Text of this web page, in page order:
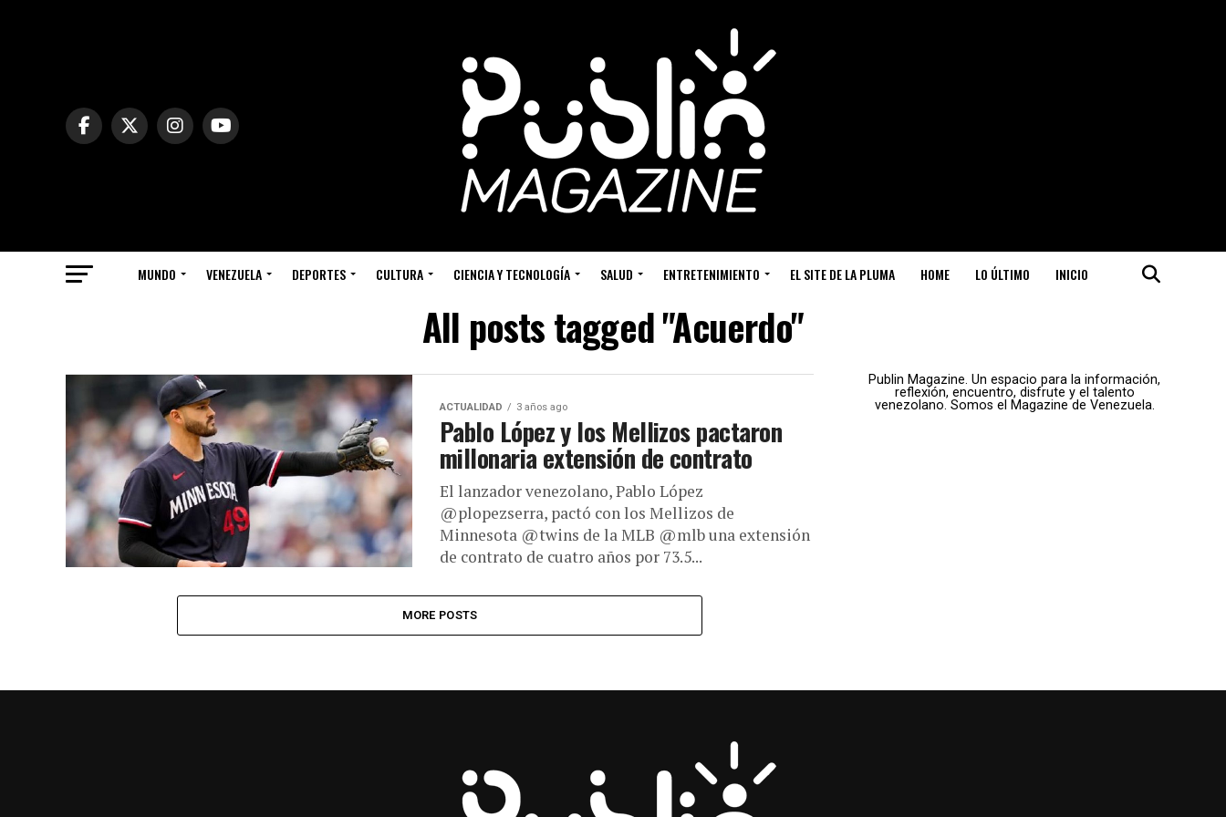
MUNDO VENEZUELA DEPORTES CULTURA CIENCIA Y TECNOLOGÍA SALUD ENTRETENIMIENTO EL SITE DE LA PLUMA HOME LO ÚLTIMO INICIO
All posts tagged "Acuerdo"
ACTUALIDAD 3 años ago
Pablo López y los Mellizos pactaron
millonaria extensión de contrato
El lanzador venezolano, Pablo López
@plopezserra, pactó con los Mellizos de
Minnesota @twins de la MLB @mlb una extensión
de contrato de cuatro años por 73.5...
MORE POSTS
Publin Magazine. Un espacio para la información,
reflexión, encuentro, disfrute y el talento
venezolano. Somos el Magazine de Venezuela.